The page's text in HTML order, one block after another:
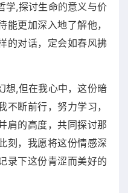
学,探讨生命的意义与价
能更加深入地了解他，
的对话，定会如春风拂
想,但在我心中，这份暗
不断前行，努力学习，
肩的高度，共同探讨那
刻，我愿将这份情感深
录下这份青涩而美好的